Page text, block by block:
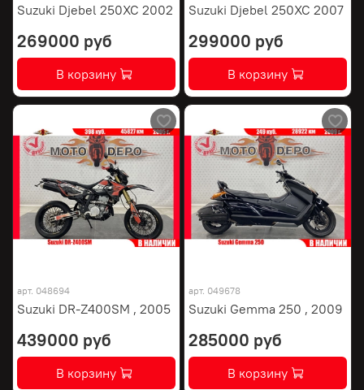
Suzuki Djebel 250XC 2002
269000 руб
В корзину
Suzuki Djebel 250XC 2007
299000 руб
В корзину
арт. 048694
Suzuki DR-Z400SM , 2005
439000 руб
В корзину
арт. 049678
Suzuki Gemma 250 , 2009
285000 руб
В корзину